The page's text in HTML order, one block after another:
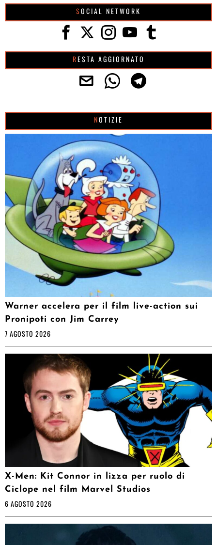
SOCIAL NETWORK
RESTA AGGIORNATO
NOTIZIE
Warner accelera per il film live-action sui
Pronipoti con Jim Carrey
7 AGOSTO 2026
X-Men: Kit Connor in lizza per ruolo di
Ciclope nel film Marvel Studios
6 AGOSTO 2026